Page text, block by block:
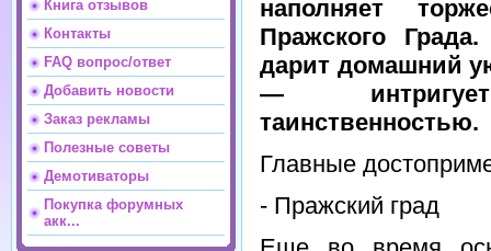
Книга отзывов
Контакты
FAQ вопрос/ответ
Добавить новости
Заказ рекламы
Полезные советы
Демотиваторы
Покупка форумных
акк...
наполняет
Пражского
дарит домашний
—
таинственностью.
Главные
- Пражский град